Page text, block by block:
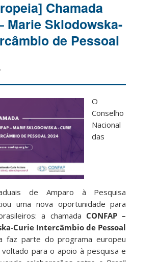
Chamada
Marie Sklodowska-
de Pessoal
O
Conselho
Nacional
das
de Amparo à Pesquisa
uma nova oportunidade para
a chamada CONFAP –
Curie Intercâmbio de Pessoal
faz parte do programa europeu
para o apoio à pesquisa e